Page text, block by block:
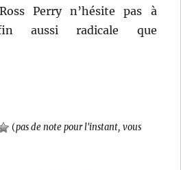
Perry n’hésite pas à
aussi radicale que
(pas de note pour l'instant, vous